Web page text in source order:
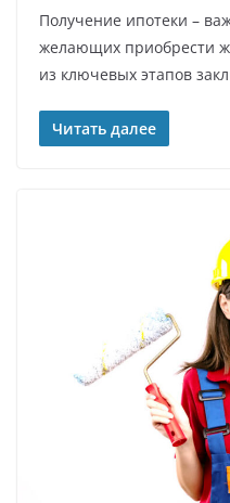
Получение ипотеки –
желающих приобрести
из ключевых этапов
Читать далее